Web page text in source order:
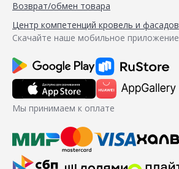
Возврат/обмен товара
Центр компетенций кровель и фасадов
Скачайте наше мобильное приложение
Мы принимаем к оплате